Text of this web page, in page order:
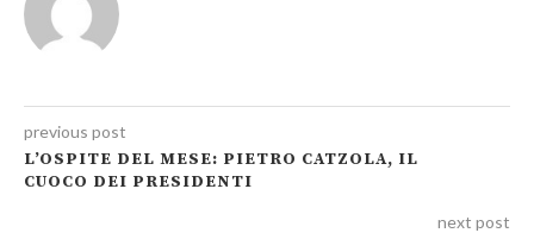
previous post
L’OSPITE DEL MESE: PIETRO CATZOLA, IL
CUOCO DEI PRESIDENTI
next post